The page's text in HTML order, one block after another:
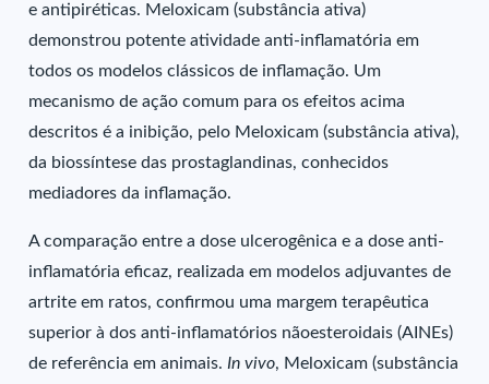
e antipiréticas. Meloxicam (substância ativa)
demonstrou potente atividade anti-inflamatória em
todos os modelos clássicos de inflamação. Um
mecanismo de ação comum para os efeitos acima
descritos é a inibição, pelo Meloxicam (substância ativa),
da biossíntese das prostaglandinas, conhecidos
mediadores da inflamação.
A comparação entre a dose ulcerogênica e a dose anti-
inflamatória eficaz, realizada em modelos adjuvantes de
artrite em ratos, confirmou uma margem terapêutica
superior à dos anti-inflamatórios nãoesteroidais (AINEs)
de referência em animais. In vivo, Meloxicam (substância